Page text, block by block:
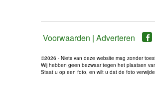
Voorwaarden | Adverteren
©2026 - Niets van deze website mag zonder
Wij hebben geen bezwaar tegen het plaatsen
Staat u op een foto, en wilt u dat de foto